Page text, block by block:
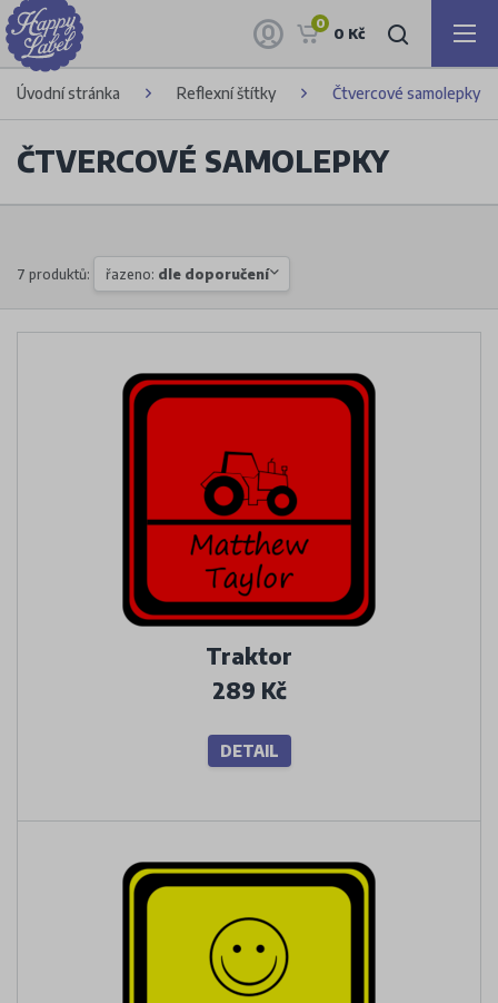
0
0 Kč
Úvodní stránka Reflexní štítky Čtvercové samolepky
ČTVERCOVÉ SAMOLEPKY
7 produktů: řazeno: dle doporučení
Traktor
289 Kč
DETAIL